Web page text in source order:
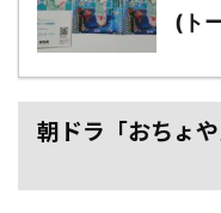
(ト
朝ドラ「おちょ